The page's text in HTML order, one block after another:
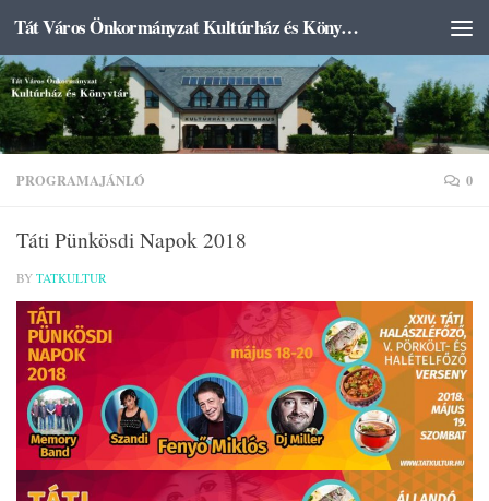
Skip to content Tát Város Önkormányzat Kultúrház és Könyvtár
PROGRAMAJÁNLÓ 0
Táti Pünkösdi Napok 2018
BY TATKULTUR